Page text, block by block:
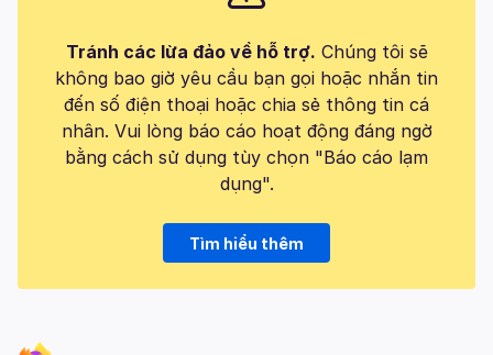
Tránh các lừa đảo về hỗ trợ. Chúng tôi sẽ
không bao giờ yêu cầu bạn gọi hoặc nhắn tin
đến số điện thoại hoặc chia sẻ thông tin cá
nhân. Vui lòng báo cáo hoạt động đáng ngờ
bằng cách sử dụng tùy chọn "Báo cáo lạm
dụng".
Tìm hiểu thêm